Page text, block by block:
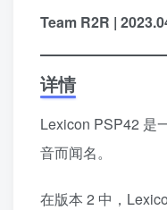
Team R2R |
详情
Lexicon PSP42 是
音而闻名。
在版本 2 中，